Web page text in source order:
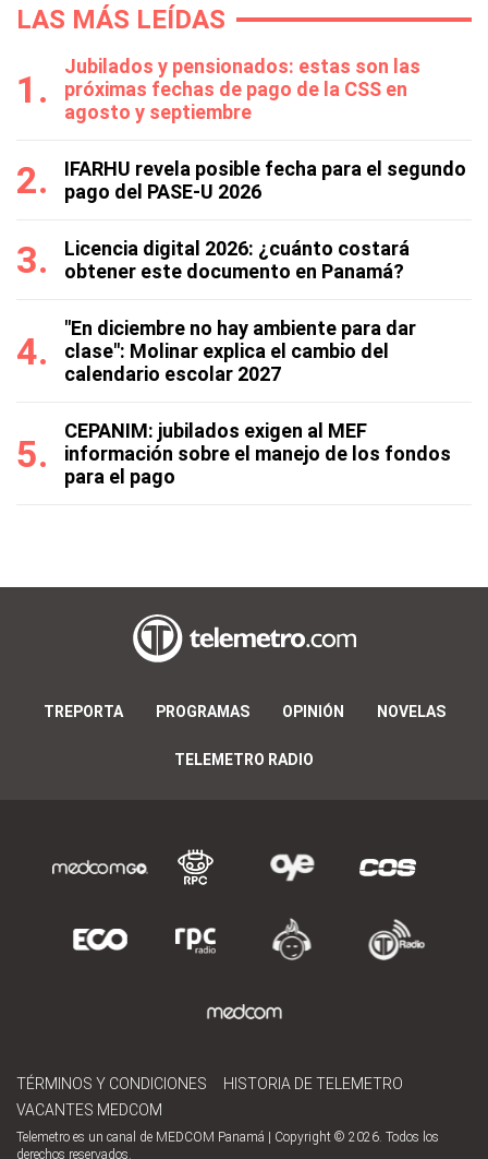
LAS MÁS LEÍDAS
Jubilados y pensionados: estas son las
próximas fechas de pago de la CSS en
agosto y septiembre
IFARHU revela posible fecha para el segundo
pago del PASE-U 2026
Licencia digital 2026: ¿cuánto costará
obtener este documento en Panamá?
"En diciembre no hay ambiente para dar
clase": Molinar explica el cambio del
calendario escolar 2027
CEPANIM: jubilados exigen al MEF
información sobre el manejo de los fondos
para el pago
TREPORTA PROGRAMAS OPINIÓN NOVELAS
TELEMETRO RADIO
TÉRMINOS Y CONDICIONES
HISTORIA DE TELEMETRO
VACANTES MEDCOM
Telemetro es un canal de MEDCOM Panamá | Copyright © 2026. Todos los
derechos reservados.